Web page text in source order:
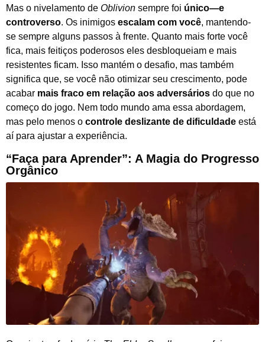
Mas o nivelamento de Oblivion sempre foi único—e
controverso. Os inimigos escalam com você, mantendo-
se sempre alguns passos à frente. Quanto mais forte você
fica, mais feitiços poderosos eles desbloqueiam e mais
resistentes ficam. Isso mantém o desafio, mas também
significa que, se você não otimizar seu crescimento, pode
acabar mais fraco em relação aos adversários do que no
começo do jogo. Nem todo mundo ama essa abordagem,
mas pelo menos o controle deslizante de dificuldade está
aí para ajustar a experiência.
“Faça para Aprender”: A Magia do Progresso
Orgânico